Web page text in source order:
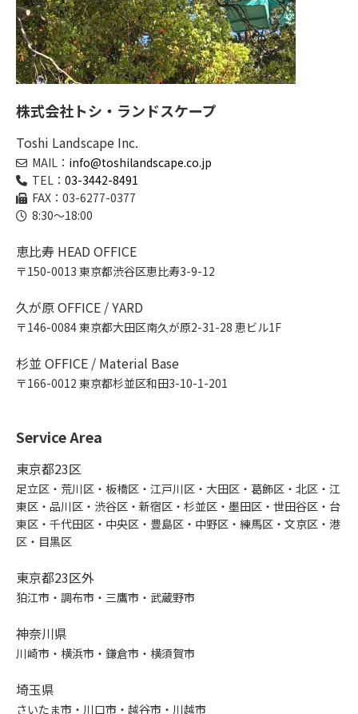
株式会社トシ・ランドスケープ
Toshi Landscape Inc.
MAIL： info@toshilandscape.co.jp
TEL： 03-3442-8491
FAX：03-6277-0377
8:30～18:00
恵比寿 HEAD OFFICE
〒150-0013 東京都渋谷区恵比寿3-9-12
久が原 OFFICE / YARD
〒146-0084 東京都大田区南久が原2-31-28 恵ビル1F
杉並 OFFICE / Material Base
〒166-0012 東京都杉並区和田3-10-1-201
Service Area
東京都23区
足立区・荒川区・板橋区・江戸川区・大田区・葛飾区・北区・江
東区・品川区・渋谷区・新宿区・杉並区・墨田区・世田谷区・台
東区・千代田区・中央区・豊島区・中野区・練馬区・文京区・港
区・目黒区
東京都23区外
狛江市・調布市・三鷹市・武蔵野市
神奈川県
川崎市・横浜市・鎌倉市・横須賀市
埼玉県
さいたま市・川口市・越谷市・川越市